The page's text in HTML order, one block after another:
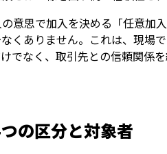
意思で加入を決める「任意加
くありません。これは、現場
でなく、取引先との信頼関係
の区分と対象者